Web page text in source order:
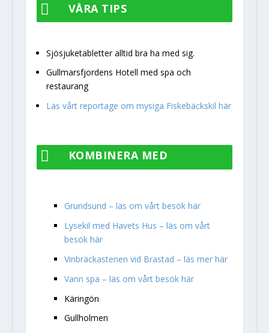
 VÅRA TIPS
Sjösjuketabletter alltid bra ha med sig.
Gullmarsfjordens Hotell med spa och
restaurang
Läs vårt reportage om mysiga Fiskebäckskil här
 KOMBINERA MED
Grundsund – läs om vårt besök här
Lysekil med Havets Hus – läs om vårt
besök här
Vinbräckastenen vid Brastad – läs mer här
Vann spa – läs om vårt besök här
Käringön
Gullholmen